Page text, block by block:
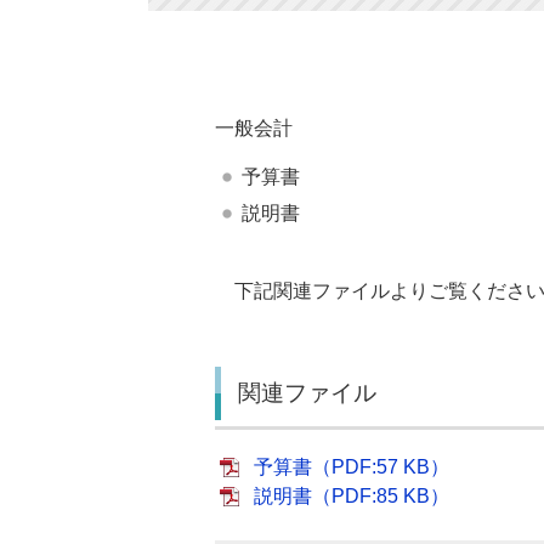
一般会計
予算書
説明書
下記関連ファイルよりご覧くださ
関連ファイル
予算書（PDF:57 KB）
説明書（PDF:85 KB）